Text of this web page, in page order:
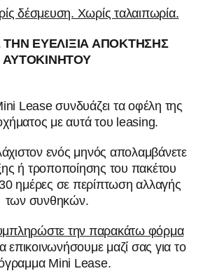
δέσμευση. Χωρίς ταλαιπωρία.
ΕΥΕΛΙΞΙΑ ΑΠΟΚΤΗΣΗΣ
ΑΥΤΟΚΙΝΗΤΟΥ
Lease συνδυάζει τα οφέλη της
με αυτά του leasing.
ενός μηνός απολαμβάνετε
ή τροποποίησης του πακέτου
ημέρες σε περίπτωση αλλαγής
των συνθηκών.
την παρακάτω φόρμα
επικοινωνήσουμε μαζί σας για το
Mini Lease.